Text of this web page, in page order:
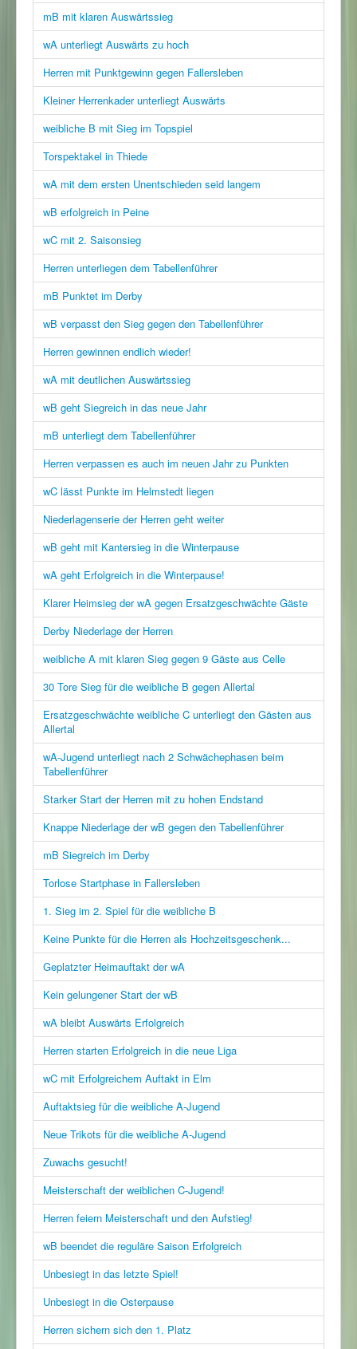
mB mit klaren Auswärtssieg
wA unterliegt Auswärts zu hoch
Herren mit Punktgewinn gegen Fallersleben
Kleiner Herrenkader unterliegt Auswärts
weibliche B mit Sieg im Topspiel
Torspektakel in Thiede
wA mit dem ersten Unentschieden seid langem
wB erfolgreich in Peine
wC mit 2. Saisonsieg
Herren unterliegen dem Tabellenführer
mB Punktet im Derby
wB verpasst den Sieg gegen den Tabellenführer
Herren gewinnen endlich wieder!
wA mit deutlichen Auswärtssieg
wB geht Siegreich in das neue Jahr
mB unterliegt dem Tabellenführer
Herren verpassen es auch im neuen Jahr zu Punkten
wC lässt Punkte im Helmstedt liegen
Niederlagenserie der Herren geht weiter
wB geht mit Kantersieg in die Winterpause
wA geht Erfolgreich in die Winterpause!
Klarer Heimsieg der wA gegen Ersatzgeschwächte Gäste
Derby Niederlage der Herren
weibliche A mit klaren Sieg gegen 9 Gäste aus Celle
30 Tore Sieg für die weibliche B gegen Allertal
Ersatzgeschwächte weibliche C unterliegt den Gästen aus
Allertal
wA-Jugend unterliegt nach 2 Schwächephasen beim
Tabellenführer
Starker Start der Herren mit zu hohen Endstand
Knappe Niederlage der wB gegen den Tabellenführer
mB Siegreich im Derby
Torlose Startphase in Fallersleben
1. Sieg im 2. Spiel für die weibliche B
Keine Punkte für die Herren als Hochzeitsgeschenk...
Geplatzter Heimauftakt der wA
Kein gelungener Start der wB
wA bleibt Auswärts Erfolgreich
Herren starten Erfolgreich in die neue Liga
wC mit Erfolgreichem Auftakt in Elm
Auftaktsieg für die weibliche A-Jugend
Neue Trikots für die weibliche A-Jugend
Zuwachs gesucht!
Meisterschaft der weiblichen C-Jugend!
Herren feiern Meisterschaft und den Aufstieg!
wB beendet die reguläre Saison Erfolgreich
Unbesiegt in das letzte Spiel!
Unbesiegt in die Osterpause
Herren sichern sich den 1. Platz